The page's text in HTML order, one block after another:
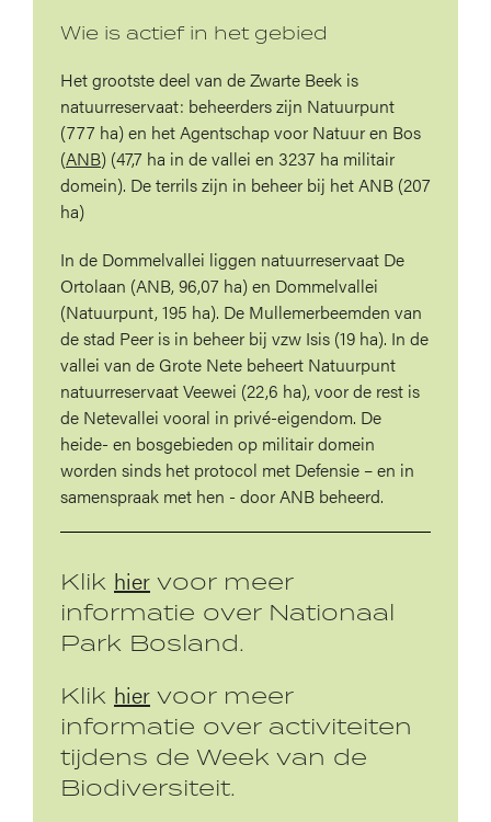
Wie is actief in het gebied
Het grootste deel van de Zwarte Beek is
natuurreservaat: beheerders zijn Natuurpunt
(777 ha) en het Agentschap voor Natuur en Bos
(ANB) (47,7 ha in de vallei en 3237 ha militair
domein). De terrils zijn in beheer bij het ANB (207
ha)
In de Dommelvallei liggen natuurreservaat De
Ortolaan (ANB, 96,07 ha) en Dommelvallei
(Natuurpunt, 195 ha). De Mullemerbeemden van
de stad Peer is in beheer bij vzw Isis (19 ha). In de
vallei van de Grote Nete beheert Natuurpunt
natuurreservaat Veewei (22,6 ha), voor de rest is
de Netevallei vooral in privé-eigendom. De
heide- en bosgebieden op militair domein
worden sinds het protocol met Defensie – en in
samenspraak met hen - door ANB beheerd.
Klik hier voor meer
informatie over Nationaal
Park Bosland.
Klik hier voor meer
informatie over activiteiten
tijdens de Week van de
Biodiversiteit.